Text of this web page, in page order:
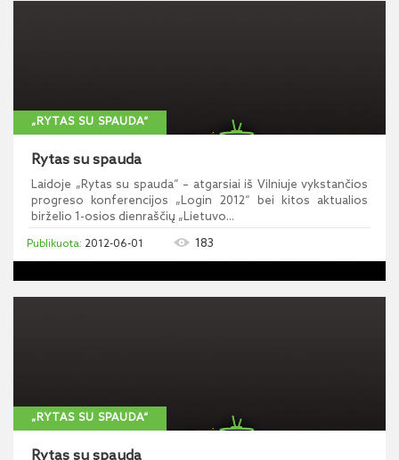
„RYTAS SU SPAUDA“
Rytas su spauda
Laidoje „Rytas su spauda“ – atgarsiai iš Vilniuje vykstančios
progreso konferencijos „Login 2012“ bei kitos aktualios
birželio 1-osios dienraščių „Lietuvo...
2012-06-01 183
„RYTAS SU SPAUDA“
Rytas su spauda